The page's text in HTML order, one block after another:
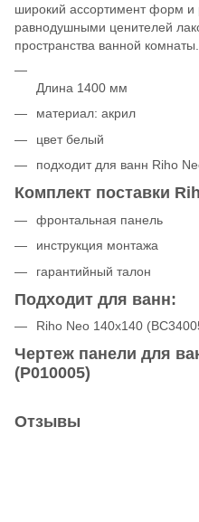
широкий ассортимент форм и
равнодушными ценителей
пространства ванной комнаты.
Длина 1400 мм
материал: акрил
цвет белый
подходит для ванн Riho
Комплект поставки
фронтальная панель
инструкция монтажа
гарантийный талон
Подходит для ванн:
Riho Neo 140x140
Чертеж панели для
(P010005)
Отзывы